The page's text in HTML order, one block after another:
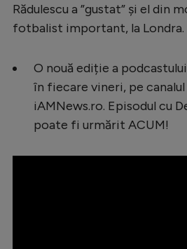
Clasamente
Tenis
Handbal
Rădulescu a ”gustat” și el din
fotbalist important, la Londra.
O nouă ediție a podcastului
în fiecare vineri, pe
iAMNews.ro. Episodul cu
poate fi urmărit ACUM!